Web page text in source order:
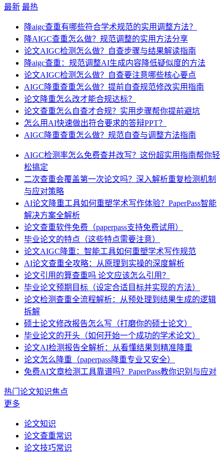
最新 最热
降aigc查重有哪些符合学术规范的实用调整方法？
降AIGC查重怎么做？规范调整的实用方法分享
论文AIGC检测怎么做？自查步骤与结果解读指南
降aigc查重：规范调整AI生成内容降低疑似度的方法
论文AIGC检测怎么做？自查要注意哪些核心要点
AIGC降重查重怎么做？提前自查规范修改实用指南
论文降重怎么改才能合规达标？
论文查重怎么自查才合规？实用步骤帮你提前避坑
怎么用AI快速做出符合要求的答辩PPT？
AIGC降重查重怎么做？规范自查与调整方法指南
AIGC检测率怎么免费查并改写？这份超实用指南帮你轻
松搞定
二次查重会覆盖第一次论文吗？深入解析重复检测机制
与应对策略
AI论文降重工具如何重塑学术写作体验？PaperPass智能
解决方案全解析
论文查重软件免费（paperpass支持免费试用）
毕业论文的特点（这些特点需要注意）
论文AIGC降重：智能工具如何重塑学术写作规范
AI论文查重全攻略：从原理到实操的深度解析
论文引用的算查重吗 论文应该怎么引用？
毕业论文预期目标（设定合适目标并实现的方法）
论文检测查重全流程解析：从预处理到结果生成的逻辑
拆解​
硕士论文修改报告怎么写（打磨你的硕士论文）
毕业论文的开头（如何开始一个成功的学术论文）
论文AI检测报告全解析：从看懂结果到精准降重
论文怎么降重（paperpass降重专业又安全）
免费AI文章检测工具靠谱吗？PaperPass教你识别与应对
热门论文知识焦点
更多
论文知识
论文查重常识
论文技巧常识